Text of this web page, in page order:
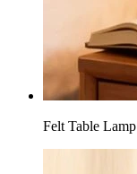
Felt Table Lamp